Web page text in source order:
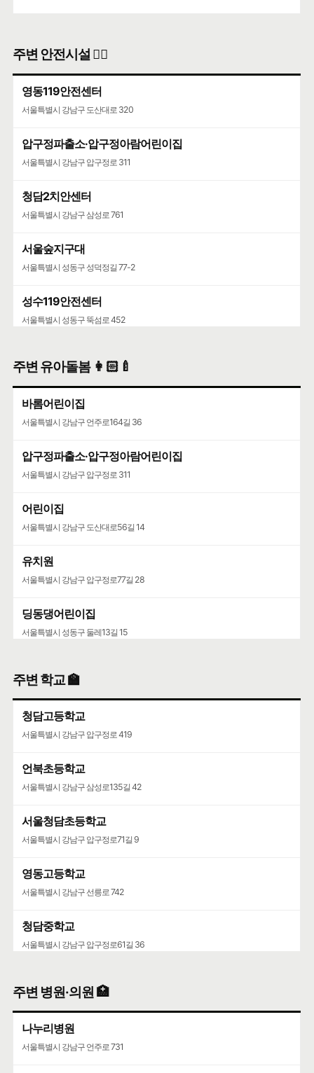
주변 안전시설 👮‍♀️
영동119안전센터
서울특별시 강남구 도산대로 320
압구정파출소·압구정아람어린이집
서울특별시 강남구 압구정로 311
청담2치안센터
서울특별시 강남구 삼성로 761
서울숲지구대
서울특별시 성동구 성덕정길 77-2
성수119안전센터
서울특별시 성동구 뚝섬로 452
주변 유아돌봄 👩🏻‍🍼
바롬어린이집
서울특별시 강남구 언주로164길 36
압구정파출소·압구정아람어린이집
서울특별시 강남구 압구정로 311
어린이집
서울특별시 강남구 도산대로56길 14
유치원
서울특별시 강남구 압구정로77길 28
딩동댕어린이집
서울특별시 성동구 둘레13길 15
주변 학교 🏫
청담고등학교
서울특별시 강남구 압구정로 419
언북초등학교
서울특별시 강남구 삼성로135길 42
서울청담초등학교
서울특별시 강남구 압구정로71길 9
영동고등학교
서울특별시 강남구 선릉로 742
청담중학교
서울특별시 강남구 압구정로61길 36
주변 병원·의원 🏥
나누리병원
서울특별시 강남구 언주로 731